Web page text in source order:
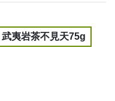
武夷岩茶不見天75g